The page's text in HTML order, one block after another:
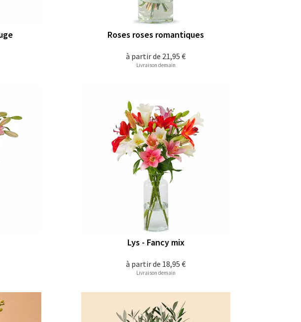
à partir de 21,95 €
Roses roses romantiques
Livraison demain
à partir de 18,95 €
Lys - Fancy mix
Livraison demain